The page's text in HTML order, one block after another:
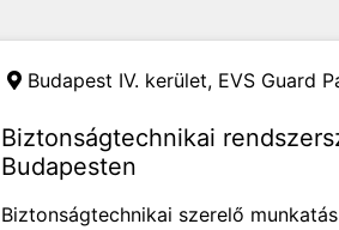
Budapest IV. kerület, EVS Guard
Biztonságtechnikai
Budapesten
Biztonságtechnikai szerelő